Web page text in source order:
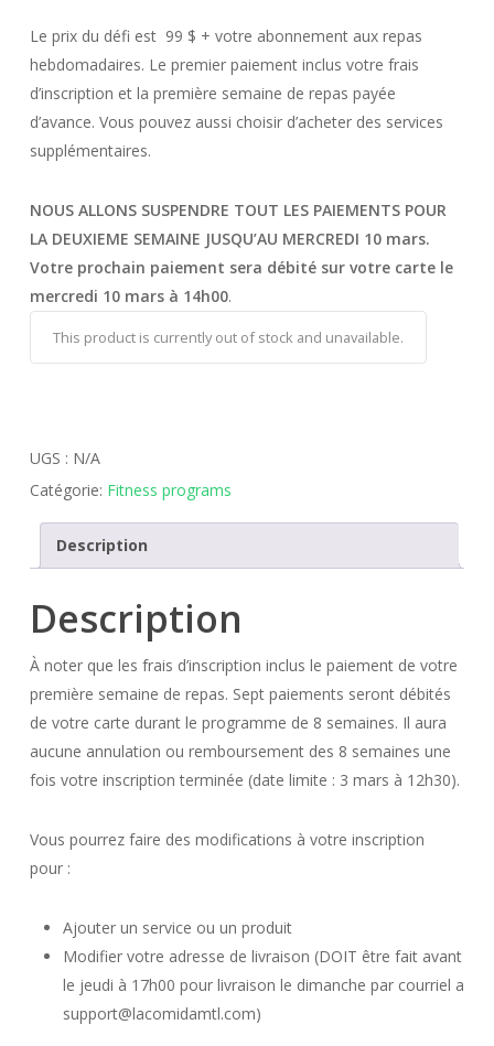
Le prix du défi est 99 $ + votre abonnement aux repas
hebdomadaires. Le premier paiement inclus votre frais
d’inscription et la première semaine de repas payée
d’avance. Vous pouvez aussi choisir d’acheter des services
supplémentaires.
NOUS ALLONS SUSPENDRE TOUT LES PAIEMENTS POUR
LA DEUXIEME SEMAINE JUSQU’AU MERCREDI 10 mars.
Votre prochain paiement sera débité sur votre carte le
mercredi 10 mars à 14h00.
This product is currently out of stock and unavailable.
UGS : N/A
Catégorie: Fitness programs
Description
Description
À noter que les frais d’inscription inclus le paiement de votre
première semaine de repas. Sept paiements seront débités
de votre carte durant le programme de 8 semaines. Il aura
aucune annulation ou remboursement des 8 semaines une
fois votre inscription terminée (date limite : 3 mars à 12h30).
Vous pourrez faire des modifications à votre inscription
pour :
Ajouter un service ou un produit
Modifier votre adresse de livraison (DOIT être fait avant
le jeudi à 17h00 pour livraison le dimanche par courriel a
support@lacomidamtl.com)